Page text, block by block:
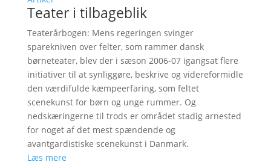
Teater i tilbageblik
Teaterårbogen: Mens regeringen svinger
sparekniven over felter, som rammer dansk
børneteater, blev der i sæson 2006-07 igangsat flere
initiativer til at synliggøre, beskrive og videreformidle
den værdifulde kæmpeerfaring, som feltet
scenekunst for børn og unge rummer. Og
nedskæringerne til trods er området stadig arnested
for noget af det mest spændende og
avantgardistiske scenekunst i Danmark.
Læs mere